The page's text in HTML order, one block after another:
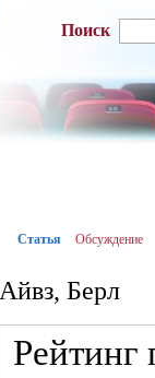
Поиск
Статья Обсуждение
Айвз, Берл
Рейтинг